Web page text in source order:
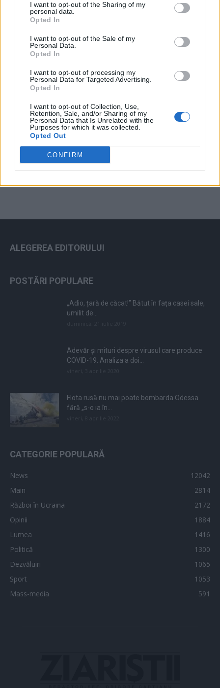
I want to opt-out of the Sharing of my
personal data.
Opted In
I want to opt-out of the Sale of my
Personal Data.
Opted In
I want to opt-out of processing my
Personal Data for Targeted Advertising.
Opted In
I want to opt-out of Collection, Use,
Retention, Sale, and/or Sharing of my
Personal Data that Is Unrelated with the
Purposes for which it was collected.
Opted Out
CONFIRM
Arhiva sondajelor
ad
ALEGEREA EDITORULUI
POSTĂRI POPULARE
„Adio, țară de căcat!” Bătut în fața casei sale,
umilit de...
Adevăr și mituri despre virusul care produce
COVID-19. Analiza a doi...
Flota rusă nu mai poate bombarda Odessa
fără „s-o ia în...
CATEGORIE POPULARĂ
News
12042
Main
2814
Război în Ucraina
2172
Opinii
1884
Lumea
1416
Politică
1300
Dezvăluiri
1065
Sport
1053
Mass-media
591